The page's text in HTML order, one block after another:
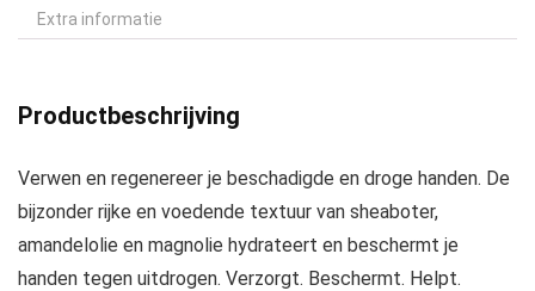
Extra informatie
Productbeschrijving
Verwen en regenereer je beschadigde en droge handen. De
bijzonder rijke en voedende textuur van sheaboter,
amandelolie en magnolie hydrateert en beschermt je
handen tegen uitdrogen. Verzorgt. Beschermt. Helpt.